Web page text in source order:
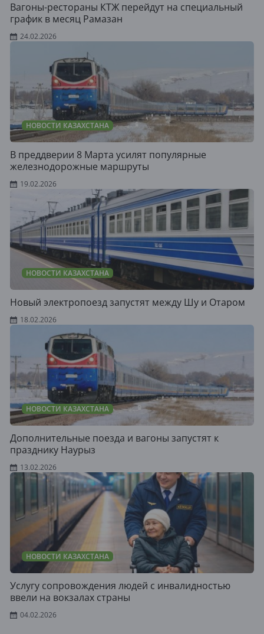
Вагоны-рестораны КТЖ перейдут на специальный
график в месяц Рамазан
24.02.2026
НОВОСТИ КАЗАХСТАНА
В преддверии 8 Марта усилят популярные
железнодорожные маршруты
19.02.2026
НОВОСТИ КАЗАХСТАНА
Новый электропоезд запустят между Шу и Отаром
18.02.2026
НОВОСТИ КАЗАХСТАНА
Дополнительные поезда и вагоны запустят к
празднику Наурыз
13.02.2026
НОВОСТИ КАЗАХСТАНА
Услугу сопровождения людей с инвалидностью
ввели на вокзалах страны
04.02.2026